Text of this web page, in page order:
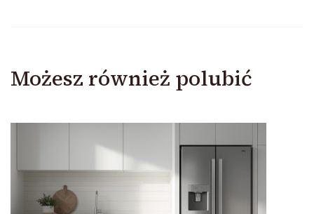
Możesz również polubić